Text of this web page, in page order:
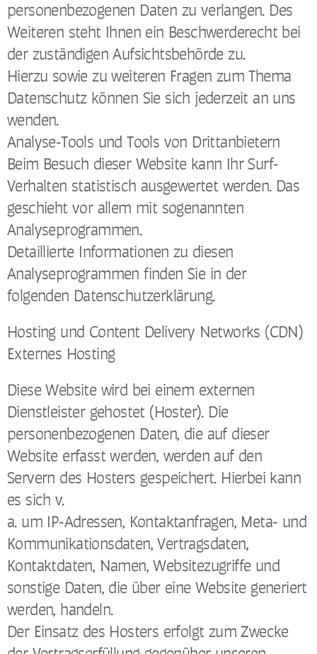
personenbezogenen Daten zu verlangen. Des
Weiteren steht Ihnen ein Beschwerderecht bei
der zuständigen Aufsichtsbehörde zu.
Hierzu sowie zu weiteren Fragen zum Thema
Datenschutz können Sie sich jederzeit an uns
wenden.
Analyse-Tools und Tools von Drittanbietern
Beim Besuch dieser Website kann Ihr Surf-
Verhalten statistisch ausgewertet werden. Das
geschieht vor allem mit sogenannten
Analyseprogrammen.
Detaillierte Informationen zu diesen
Analyseprogrammen finden Sie in der
folgenden Datenschutzerklärung.
Hosting und Content Delivery Networks (CDN)
Externes Hosting
Diese Website wird bei einem externen
Dienstleister gehostet (Hoster). Die
personenbezogenen Daten, die auf dieser
Website erfasst werden, werden auf den
Servern des Hosters gespeichert. Hierbei kann
es sich v.
a. um IP-Adressen, Kontaktanfragen, Meta- und
Kommunikationsdaten, Vertragsdaten,
Kontaktdaten, Namen, Websitezugriffe und
sonstige Daten, die über eine Website generiert
werden, handeln.
Der Einsatz des Hosters erfolgt zum Zwecke